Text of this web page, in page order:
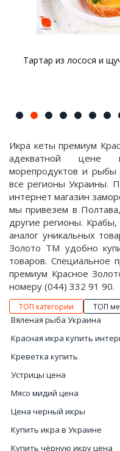
Тартар
Икра кеты премиум
адекватной цене
морепродуктов и рыбы
все регионы Украины.
интернет магазин
мы привезем в
другие регионы.
аналог уникальных
Золото ТМ удобно
товаров. Специальное
премиум Красное
номеру (044) 332 91 90.
ТОП категории ТОП
Вяленая рыба Украина
Красная икра купить
Креветка купить
Устрицы цена
Мясо мидий цена
Цена черный икры
Купить икра в Украине
Купить чёрную икру цена